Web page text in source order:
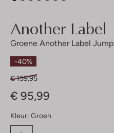
Another Label
Groene Another Label
-40%
€ 159,95
€ 95,99
Kleur: Groen